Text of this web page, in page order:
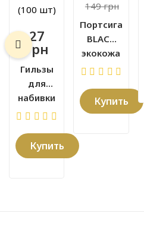
27
грн
Гильзы
для
набивки
сигарет
STAR KS
(100 шт)
Купить
149 грн
Портсигар
BLACK
экокожа
Купить